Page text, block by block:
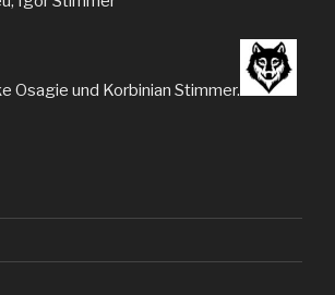
Osagie und Korbinian Stimmer.